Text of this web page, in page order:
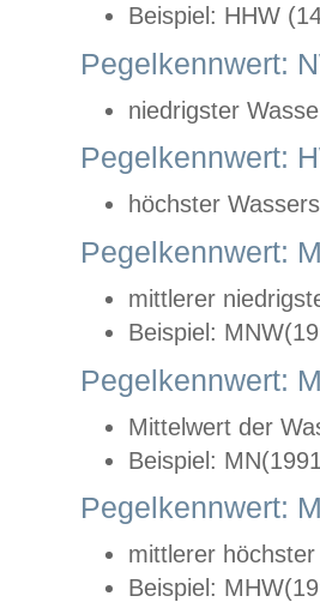
Beispiel: HHW
Pegelkennwert:
niedrigster
Pegelkennwert:
höchster
Pegelkennwert:
mittlerer
Beispiel:
Pegelkennwert:
Mittelwert der
Beispiel:
Pegelkennwert:
mittlerer
Beispiel: